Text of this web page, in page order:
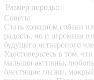
Размер породы:
Советы
Стать хозяином собаки
радость, но и огромная
будущего четвероного
Удостоверьтесь в том,
малыши активны,
блестящие глазки,